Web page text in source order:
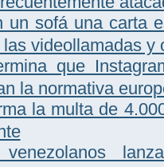
un sofá una carta
videollamadas y
que
la normativa
la multa de
venezolanos